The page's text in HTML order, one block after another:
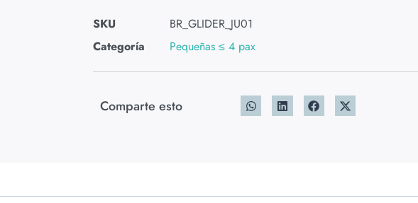
SKU
BR_GLIDER_JU01
Categoría
Pequeñas ≤ 4 pax
Comparte esto